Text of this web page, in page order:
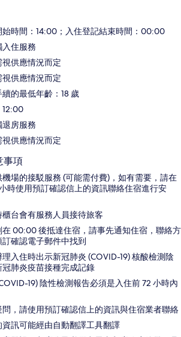
始時間：14:00；入住登記結束時間：00:00
住服務
供應情況而定
供應情況而定
的最低年齡：18 歲
12:00
房服務
供應情況而定
事項
機場的接駁服務 (可能需付費)，如有需要，請在
時使用預訂確認信上的資訊聯絡住宿進行安
台會有服務人員接待旅客
在 00:00 後抵達住宿，請事先通知住宿，聯絡方
確認電子郵件中找到
入住時出示新冠肺炎 (COVID-19) 核酸檢測陰
肺炎疫苗接種完成記錄
19) 陰性檢測報告必須是入住前 72 小時內
，請使用預訂確認信上的資訊與住宿業者聯絡
訊可能經由自動翻譯工具翻譯